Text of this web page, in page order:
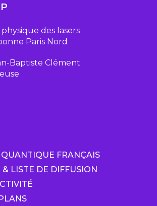
des lasers
Paris Nord
Baptiste Clément
QUANTIQUE FRANÇAIS
LISTE DE DIFFUSION